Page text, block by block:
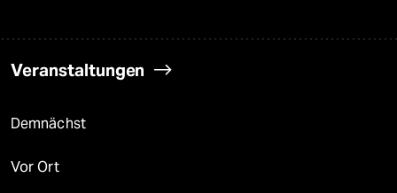
Veranstaltungen
Demnächst
Vor Ort